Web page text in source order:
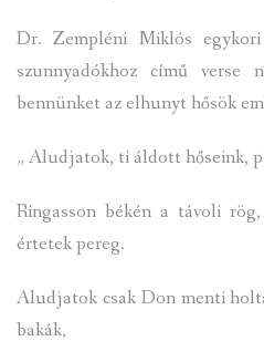
Dr. Zempléni Miklós
szunnyadókhoz című
bennünket az elhunyt hősök
„ Aludjatok, ti áldott hőseink,
Ringasson békén a távoli
értetek pereg.
Aludjatok csak Don menti
bakák,